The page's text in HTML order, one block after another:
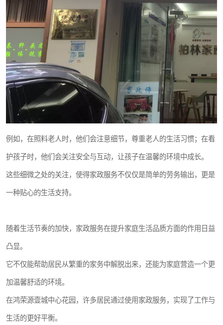
例如，在照料老人时，他们会注意细节，尊重老人的生活习惯；在看
护孩子时，他们会关注安全与互动，让孩子在温馨的环境中成长。
这些细微之处的关注，使得家政服务不仅仅是简单的劳务输出，更是
一种贴心的生活支持。
随着生活节奏的加快，家政服务在提升家庭生活品质方面的作用日益
凸显。
它不仅能帮助居民从繁重的家务中解脱出来，还能为家庭营造一个更
加温馨舒适的环境。
在鸿荣源壹城中心花园，许多居民通过使用家政服务，实现了工作与
生活的更好平衡。